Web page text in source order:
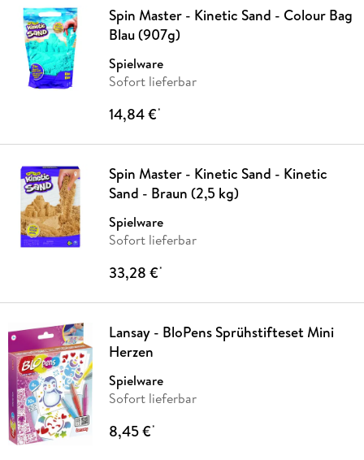
Spin Master - Kinetic Sand - Colour Bag
Blau (907g)
Spielware
Sofort lieferbar
14,84 €*
Spin Master - Kinetic Sand - Kinetic
Sand - Braun (2,5 kg)
Spielware
Sofort lieferbar
33,28 €*
Lansay - BloPens Sprühstifteset Mini
Herzen
Spielware
Sofort lieferbar
8,45 €*